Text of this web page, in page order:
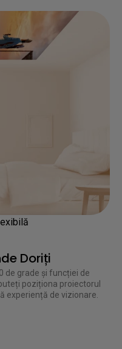
Doriți
de grade și funcției de
poziționa proiectorul